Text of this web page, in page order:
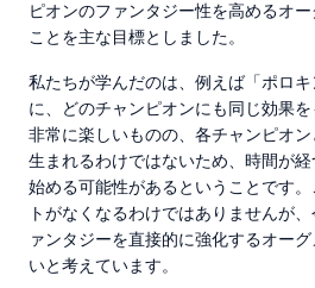
ピオンのファンタジー性を高めるオ
ことを主な目標としました。
私たちが学んだのは、例えば「ポロ
に、どのチャンピオンにも同じ効果
非常に楽しいものの、各チャンピオ
生まれるわけではないため、時間が
始める可能性があるということです
トがなくなるわけではありませんが
ァンタジーを直接的に強化するオー
いと考えています。